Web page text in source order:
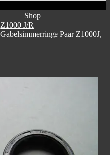
Shop
Z1000 J/R
Gabelsimmerringe Paar Z1000J,